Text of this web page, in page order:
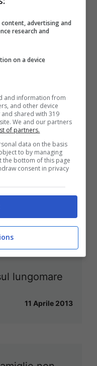
il trucco per
a rischio
30 Aprile 2013
cittadinanza
26 Aprile 2013
dei Conti
lungomare
11 Aprile 2013
advertising and
research and
on a device
and information from
and other device
shared with 319
We and our partners
of partners.
data on the basis
to by managing
the bottom of this page
consent in privacy